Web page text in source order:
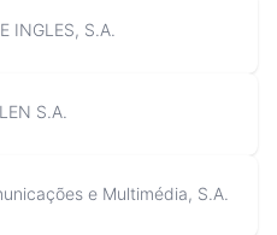
INGLES, S.A.
S.A.
e Multimédia, S.A.